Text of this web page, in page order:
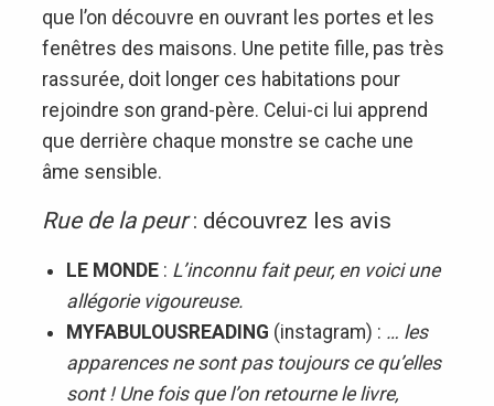
que l’on découvre en ouvrant les portes et les
fenêtres des maisons. Une petite fille, pas très
rassurée, doit longer ces habitations pour
rejoindre son grand-père. Celui-ci lui apprend
que derrière chaque monstre se cache une
âme sensible.
Rue de la peur: découvrez les avis
LE MONDE: L’inconnu fait peur, en voici une
allégorie vigoureuse.
MYFABULOUSREADING (instagram) : … les
apparences ne sont pas toujours ce qu’elles
sont ! Une fois que l’on retourne le livre,